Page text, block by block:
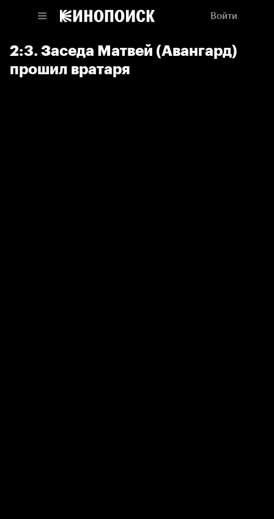
Войти
2:3. Заседа Матвей (Авангард)
прошил вратаря